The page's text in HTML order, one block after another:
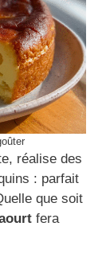
réalise des
: parfait
que soit
fera